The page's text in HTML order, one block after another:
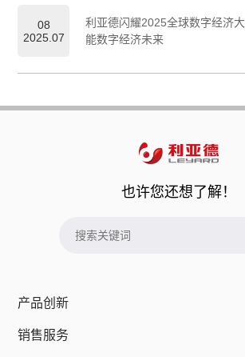
08
2025.07
利亚德闪耀2025全球数字经济
能数字经济未来
也许您还想了解！
产品创新
销售服务